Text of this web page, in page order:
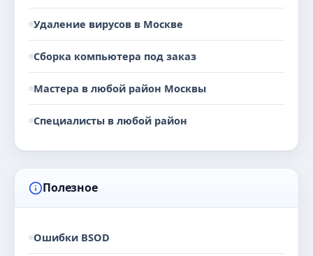
Удаление вирусов в Москве
Сборка компьютера под заказ
Мастера в любой район Москвы
Специалисты в любой район
Полезное
Ошибки BSOD